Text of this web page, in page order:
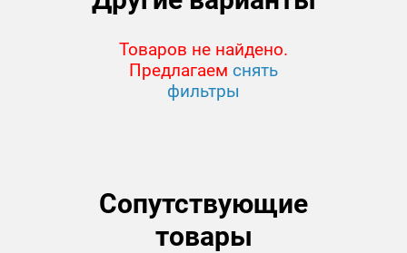
Товаров не найдено.
Предлагаем снять
фильтры
Сопутствующие
товары